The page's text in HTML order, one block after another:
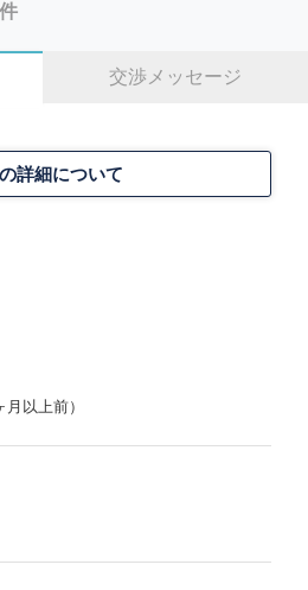
交渉メッセージ
詳細について
以上前）